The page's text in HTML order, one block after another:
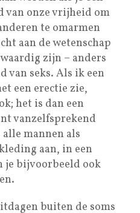
van onze vrijheid om
te omarmen
aan de wetenschap
zijn – anders
van seks. Als ik een
een erectie zie,
het is dan een
vanzelfsprekend
mannen als
aan, in een
je bijvoorbeeld ook
buiten de soms